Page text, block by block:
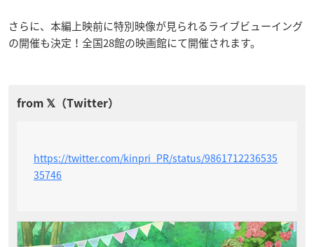
さらに、本編上映前に特別映像が見られるライブビューイング
の開催も決定！全国28館の映画館にて開催されます。
https://twitter.com/kinpri_PR/status/9861712236535
35746